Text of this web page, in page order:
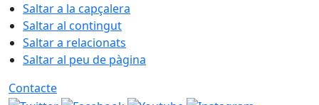
Saltar a la capçalera
Saltar al contingut
Saltar a relacionats
Saltar al peu de pàgina
Contacte